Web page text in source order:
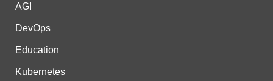
AGI
DevOps
Education
Kubernetes